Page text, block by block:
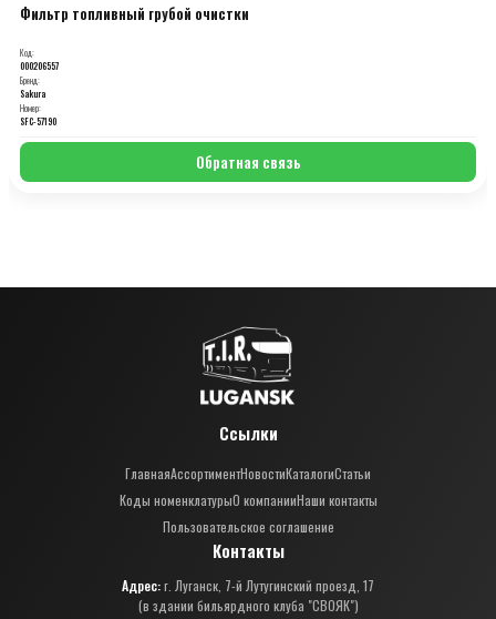
Фильтр топливный грубой очистки
Код:
000206557
Бренд:
Sakura
Номер:
SFC-57190
Обратная связь
Ссылки
ГлавнаяАссортиментНовостиКаталогиСтатьи
Коды номенклатурыО компанииНаши контакты
Пользовательское соглашение
Контакты
Адрес:г. Луганск, 7-й Лутугинский проезд, 17
(в здании бильярдного клуба "СВОЯК")